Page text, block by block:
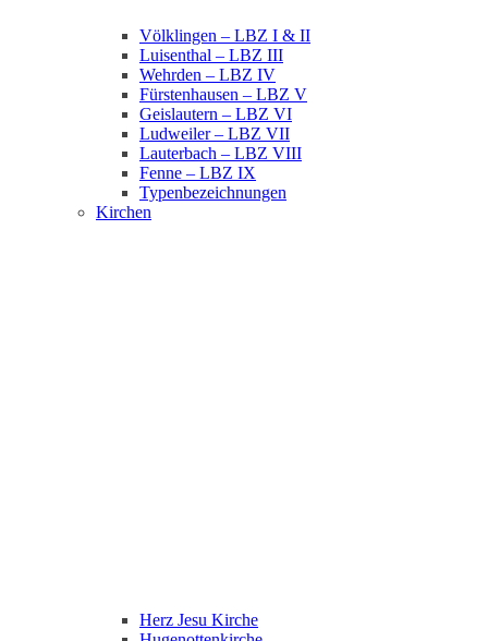
Völklingen – LBZ I & II
Luisenthal – LBZ III
Wehrden – LBZ IV
Fürstenhausen – LBZ V
Geislautern – LBZ VI
Ludweiler – LBZ VII
Lauterbach – LBZ VIII
Fenne – LBZ IX
Typenbezeichnungen
Kirchen
Herz Jesu Kirche